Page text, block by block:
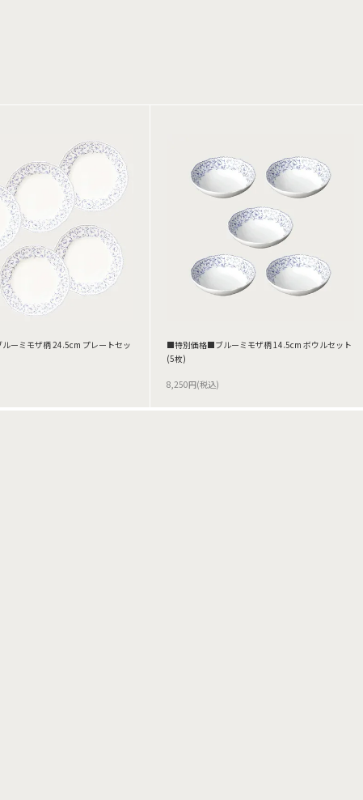
ーミモザ柄 24.5cm プレートセッ
■特別価格■ブルーミモザ柄 14.5cm ボウルセット
(5枚)
8,250円(税込)